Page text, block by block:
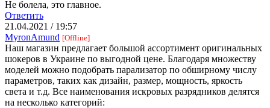
Не болела, это главное.
Ответить
21.04.2021 / 19:57
MyronAmund [Offline]
Наш магазин предлагает большой ассортимент оригинальных
шокеров в Украине по выгодной цене. Благодаря множеству
моделей можно подобрать парализатор по обширному числу
параметров, таких как дизайн, размер, мощность, яркость
света и т.д. Все наименования искровых разрядников делятся
на несколько категорий: